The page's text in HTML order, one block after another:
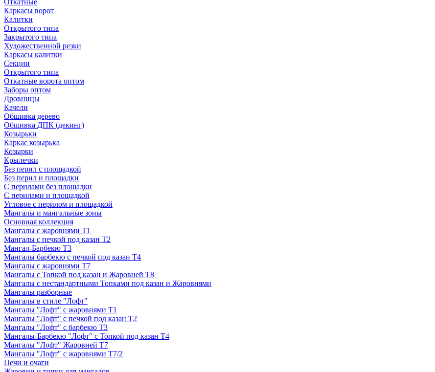
Откатные
Каркасы ворот
Калитки
Открытого типа
Закрытого типа
Художественной резки
Каркасы калитки
Секции
Открытого типа
Откатные ворота оптом
Заборы оптом
Дровницы
Качели
Обшивка дерево
Обшивка ДПК (декинг)
Козырьки
Каркас козырька
Козырки
Крылечки
Без перил с площадкой
Без перил и площадки
С перилами без площадки
С перилами и площадкой
Угловое с перилом и площадкой
Мангалы и мангальные зоны
Основная коллекция
Мангалы с жаровнями Т1
Мангалы с печкой под казан Т2
Мангал-Барбекю Т3
Мангалы барбекю с печкой под казан Т4
Мангалы с жаровнями Т7
Мангалы с Топкой под казан и Жаровней Т8
Мангалы с нестандартными Топками под казан и Жаровнями
Мангалы разборные
Мангалы в стиле "Лофт"
Мангалы "Лофт" с жаровнями Т1
Мангалы "Лофт" с печкой под казан Т2
Мангалы "Лофт" с барбекю Т3
Мангалы-Барбекю "Лофт" с Топкой под казан Т4
Мангалы "Лофт" Жаровней Т7
Мангалы "Лофт" с жаровнями Т7/2
Печи и очаги